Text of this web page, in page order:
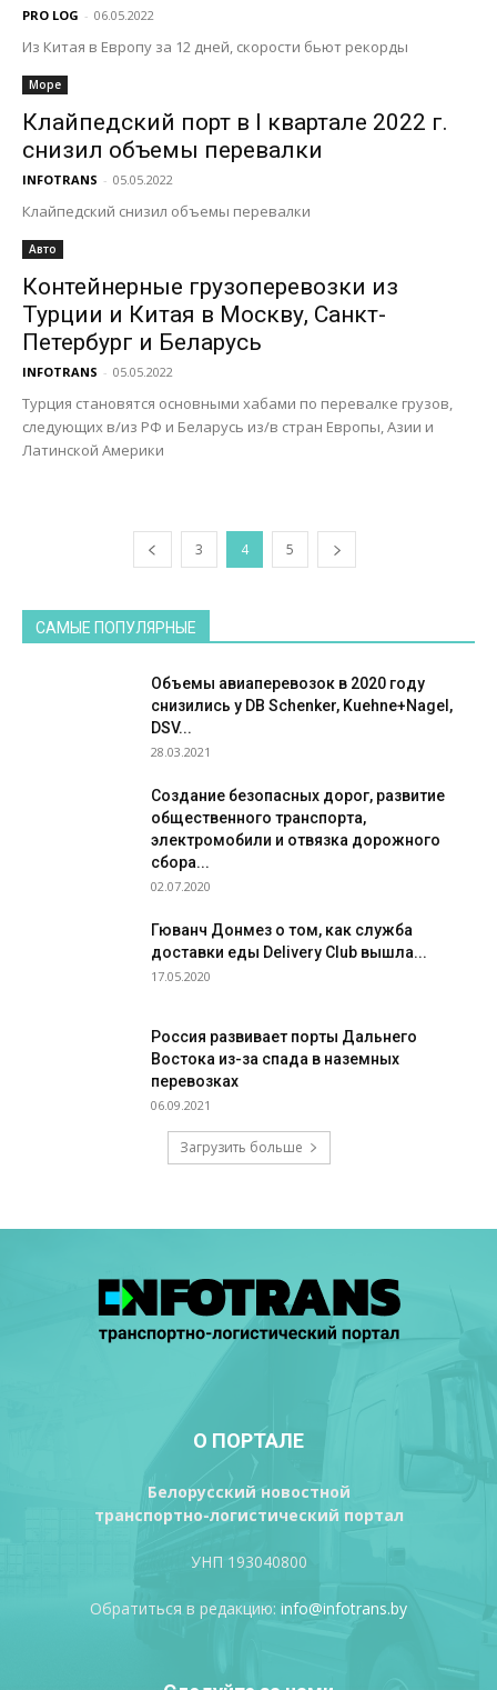
PRO LOG - 06.05.2022
Из Китая в Европу за 12 дней, скорости бьют рекорды
Море
Клайпедский порт в I квартале 2022 г.
снизил объемы перевалки
INFOTRANS - 05.05.2022
Клайпедский снизил объемы перевалки
Авто
Контейнерные грузоперевозки из
Турции и Китая в Москву, Санкт-
Петербург и Беларусь
INFOTRANS - 05.05.2022
Турция становятся основными хабами по перевалке грузов,
следующих в/из РФ и Беларусь из/в стран Европы, Азии и
Латинской Америки
3 4 5
САМЫЕ ПОПУЛЯРНЫЕ
Объемы авиаперевозок в 2020 году
снизились у DB Schenker, Kuehne+Nagel,
DSV...
28.03.2021
Создание безопасных дорог, развитие
общественного транспорта,
электромобили и отвязка дорожного
сбора...
02.07.2020
Гюванч Донмез о том, как служба
доставки еды Delivery Club вышла...
17.05.2020
Россия развивает порты Дальнего
Востока из-за спада в наземных
перевозках
06.09.2021
Загрузить больше
О ПОРТАЛЕ
Белорусский новостной
транспортно-логистический портал
УНП 193040800
Обратиться в редакцию: info@infotrans.bу